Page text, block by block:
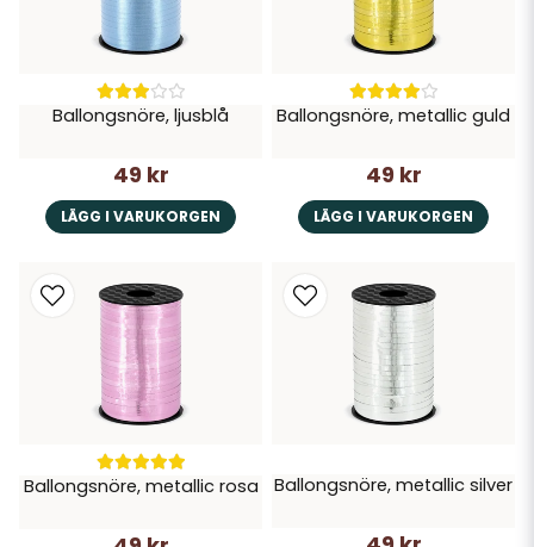
Ballongsnöre, ljusblå
49 kr
LÄGG I VARUKORGEN
Ballongsnöre, metallic guld
49 kr
LÄGG I VARUKORGEN
Ballongsnöre, metallic rosa Ballongsnöre, metallic silver